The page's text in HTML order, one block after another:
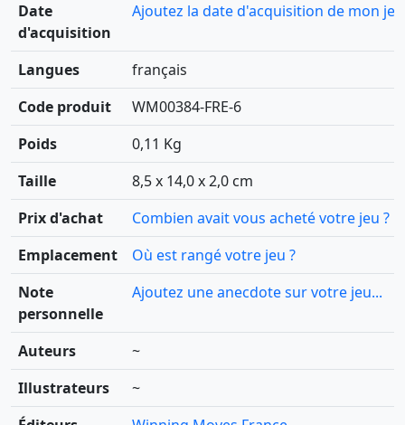
Date
d'acquisition
Ajoutez la date d'acquisition de mon jeu
Langues
français
Code produit
WM00384-FRE-6
Poids
0,11 Kg
Taille
8,5 x 14,0 x 2,0 cm
Prix d'achat
Combien avait vous acheté votre jeu ?
Emplacement
Où est rangé votre jeu ?
Note
personnelle
Ajoutez une anecdote sur votre jeu...
Auteurs
~
Illustrateurs
~